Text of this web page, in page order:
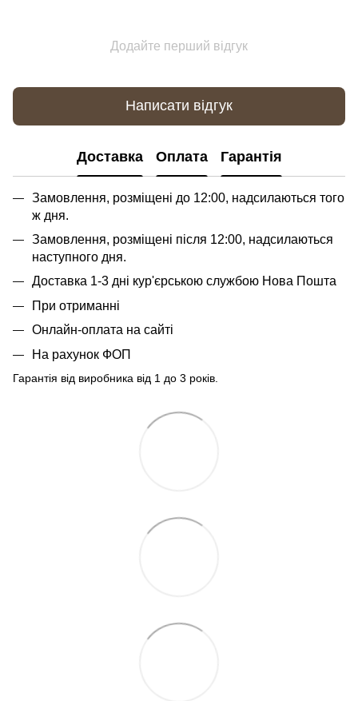
Додайте перший відгук
Написати відгук
Доставка Оплата Гарантія
Замовлення, розміщені до 12:00, надсилаються того
ж дня.
Замовлення, розміщені після 12:00, надсилаються
наступного дня.
Доставка 1-3 дні кур'єрською службою Нова Пошта
При отриманні
Онлайн-оплата на сайті
На рахунок ФОП
Гарантія від виробника від 1 до 3 років.